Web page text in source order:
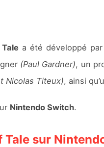
a été développé
(Paul Gardner), un
Nicolas Titeux), ainsi
Nintendo Switch.
Tale sur